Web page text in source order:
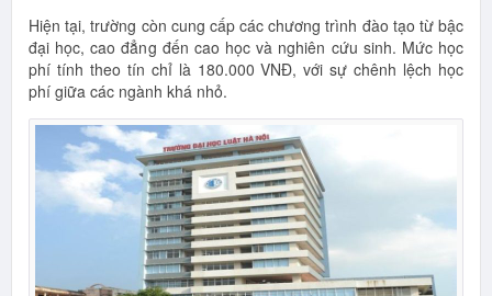
Hiện tại, trường còn cung cấp các chương trình đào tạo từ bậc
đại học, cao đẳng đến cao học và nghiên cứu sinh. Mức học
phí tính theo tín chỉ là 180.000 VNĐ, với sự chênh lệch học
phí giữa các ngành khá nhỏ.